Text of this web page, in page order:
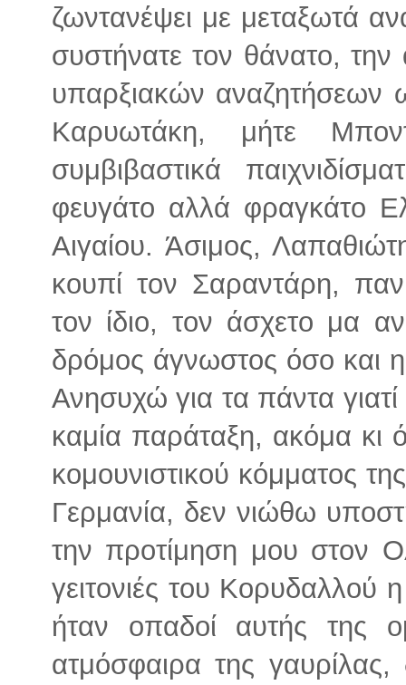
ζωντανέψει με μεταξωτά
συστήνατε τον θάνατο,
υπαρξιακών αναζητήσεων
Καρυωτάκη, μήτε
συμβιβαστικά
φευγάτο αλλά φραγκάτο
Αιγαίου. Άσιμος,
κουπί τον Σαραντάρη,
τον ίδιο, τον άσχετο μα
δρόμος άγνωστος όσο και
Ανησυχώ για τα πάντα
καμία παράταξη, ακόμα κι
κομουνιστικού κόμματος
Γερμανία, δεν νιώθω
την προτίμηση μου στον
γειτονιές του Κορυδαλλού
ήταν οπαδοί αυτής της
ατμόσφαιρα της